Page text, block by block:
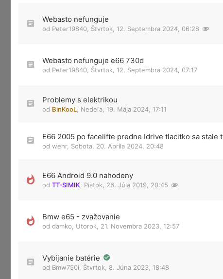
Webasto nefunguje
od Peter19840 Štvrtok, 12. Septembra 2024, 06:28
Webasto nefunguje e66 730d
od Peter19840 Štvrtok, 12. Septembra 2024, 07:17
Problemy s elektrikou
od BinKooL Nedeľa, 19. Mája 2024, 17:11
E66 2005 po facelifte predne Idrive tlacitko sa stale
od wehr, Sobota, 20. Apríla 2024, 20:48
E66 Android 9.0 nahodeny
od TT-SIMIK Piatok, 26. Júla 2019, 20:45
Bmw e65 - zvažovanie
od damko Utorok, 21. Novembra 2023, 12:57
Vybijanie batérie
od Bmw750i Štvrtok, 8. Júna 2023, 18:48